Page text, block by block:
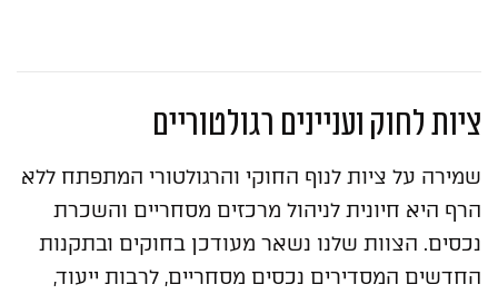
ציות לחוק ועניינים רגולטוריים
שמירה על ציות לנוף החוקי והרגולטורי המתפתח ללא
הרף היא חיונית לניהול מרכזים מסחריים והשכרת
נכסים. הצוות שלנו נשאר מעודכן בחוקים ובתקנות
החדשים המסדירים נכסים מסחריים, לרבות ייעוד,